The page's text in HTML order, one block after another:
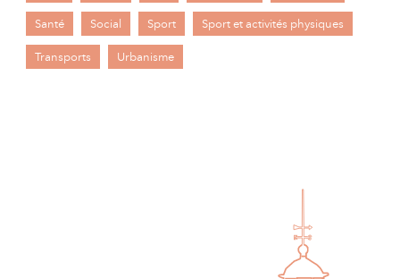
Santé Social Sport Sport et activités physiques
Transports Urbanisme